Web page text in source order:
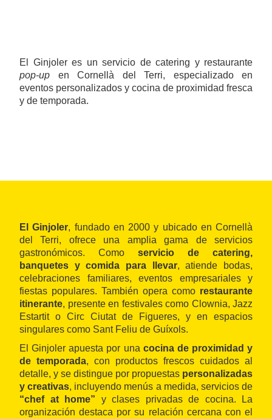
El Ginjoler es un servicio de catering y restaurante
pop‑up en Cornellà del Terri, especializado en
eventos personalizados y cocina de proximidad fresca
y de temporada.
El Ginjoler, fundado en 2000 y ubicado en Cornellà
del Terri, ofrece una amplia gama de servicios
gastronómicos. Como servicio de catering,
banquetes y comida para llevar, atiende bodas,
celebraciones familiares, eventos empresariales y
fiestas populares. También opera como restaurante
itinerante, presente en festivales como Clownia, Jazz
Estartit o Circ Ciutat de Figueres, y en espacios
singulares como Sant Feliu de Guíxols.
El Ginjoler apuesta por una cocina de proximidad y
de temporada, con productos frescos cuidados al
detalle, y se distingue por propuestas personalizadas
y creativas, incluyendo menús a medida, servicios de
“chef at home” y clases privadas de cocina. La
organización destaca por su relación cercana con el